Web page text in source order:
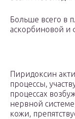
Больше всего в
аскорбиновой и
Пиридоксин
процессы,
процессах
нервной
кожи,